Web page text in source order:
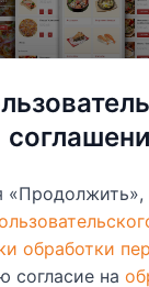
обработки
согласие на